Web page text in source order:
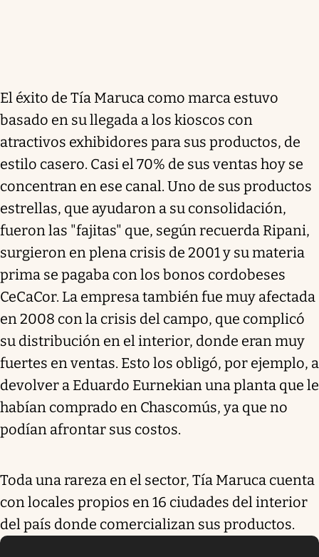
El éxito de Tía Maruca como marca estuvo
basado en su llegada a los kioscos con
atractivos exhibidores para sus productos, de
estilo casero. Casi el 70% de sus ventas hoy se
concentran en ese canal. Uno de sus productos
estrellas, que ayudaron a su consolidación,
fueron las "fajitas" que, según recuerda Ripani,
surgieron en plena crisis de 2001 y su materia
prima se pagaba con los bonos cordobeses
CeCaCor. La empresa también fue muy afectada
en 2008 con la crisis del campo, que complicó
su distribución en el interior, donde eran muy
fuertes en ventas. Esto los obligó, por ejemplo, a
devolver a Eduardo Eurnekian una planta que le
habían comprado en Chascomús, ya que no
podían afrontar sus costos.
Toda una rareza en el sector, Tía Maruca cuenta
con locales propios en 16 ciudades del interior
del país donde comercializan sus productos.